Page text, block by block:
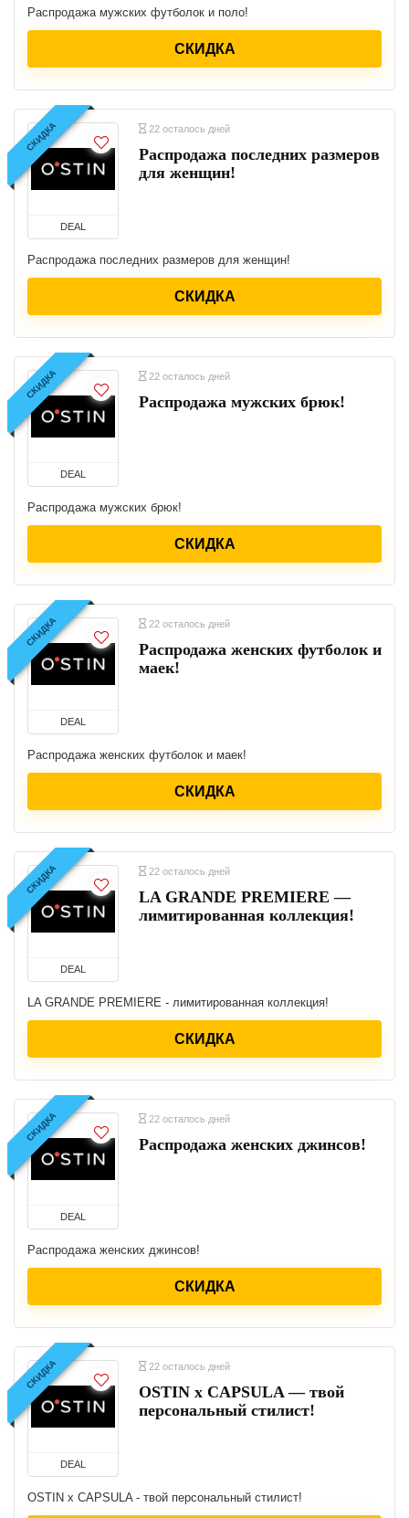
Распродажа мужских футболок и поло!
СКИДКА
СКИДКА
DEAL
22 осталось дней
Распродажа последних размеров
для женщин!
Распродажа последних размеров для женщин!
СКИДКА
СКИДКА
DEAL
22 осталось дней
Распродажа мужских брюк!
Распродажа мужских брюк!
СКИДКА
СКИДКА
DEAL
22 осталось дней
Распродажа женских футболок и
маек!
Распродажа женских футболок и маек!
СКИДКА
СКИДКА
DEAL
22 осталось дней
LA GRANDE PREMIERE —
лимитированная коллекция!
LA GRANDE PREMIERE - лимитированная коллекция!
СКИДКА
СКИДКА
DEAL
22 осталось дней
Распродажа женских джинсов!
Распродажа женских джинсов!
СКИДКА
СКИДКА
DEAL
22 осталось дней
OSTIN x CAPSULA — твой
персональный стилист!
OSTIN x CAPSULA - твой персональный стилист!